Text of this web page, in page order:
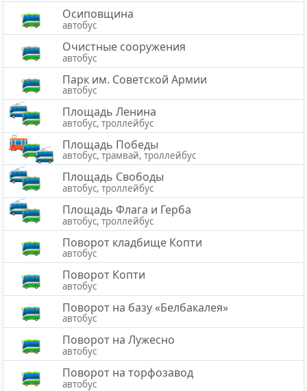
Осиповщина
автобус
Очистные сооружения
автобус
Парк им. Советской Армии
автобус
Площадь Ленина
автобус, троллейбус
Площадь Победы
автобус, трамвай, троллейбус
Площадь Свободы
автобус, троллейбус
Площадь Флага и Герба
автобус, троллейбус
Поворот кладбище Копти
автобус
Поворот Копти
автобус
Поворот на базу «Белбакалея»
автобус
Поворот на Лужесно
автобус
Поворот на торфозавод
автобус